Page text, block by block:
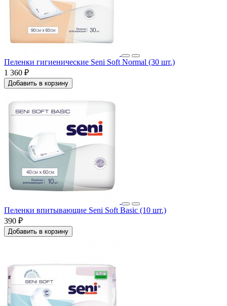
Пеленки гигиенические Seni Soft Normal (30 шт.)
1 360 ₽
Добавить в корзину
Пеленки впитывающие Seni Soft Basic (10 шт.)
390 ₽
Добавить в корзину